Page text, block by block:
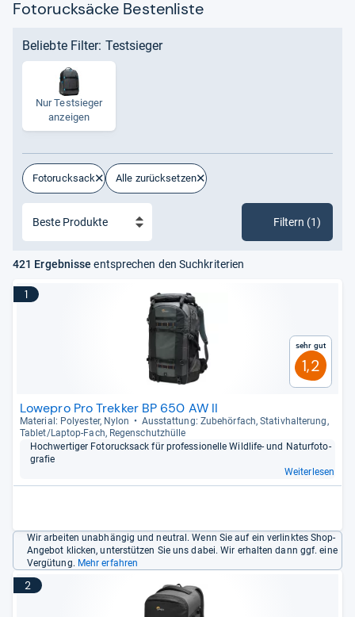
Fotorucksäcke Bestenliste
Beliebte Filter: Testsieger
Nur Test­sie­ger
anzei­gen
Fotorucksack Alle zurücksetzen
Filtern (1)
421 Ergebnisse entsprechen den Suchkriterien
1
Sehr gut
1,2
Lowepro Pro Trekker BP 650 AW II
Mate­rial: Poly­es­ter, Nylon
Aus­stat­tung: Zube­hör­fach, Sta­tiv­hal­te­rung,
Tablet/Lap­top-​Fach, Regen­schutz­hülle
Hoch­wer­ti­ger Fotoruck­sack für pro­fes­sio­nelle Wild­life-​ und Natur­fo­to­
gra­fie
Weiterlesen
Wir arbeiten unabhängig und neutral. Wenn Sie auf ein verlinktes Shop-
Angebot klicken, unterstützen Sie uns dabei. Wir erhalten dann ggf. eine
Vergütung. Mehr erfahren
2